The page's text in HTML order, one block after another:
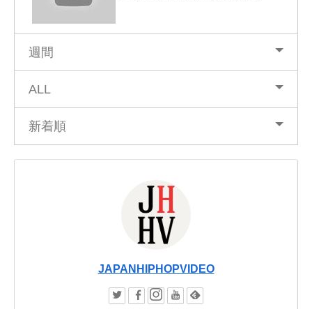
週間
ALL
新着順
JAPANHIPHOPVIDEO